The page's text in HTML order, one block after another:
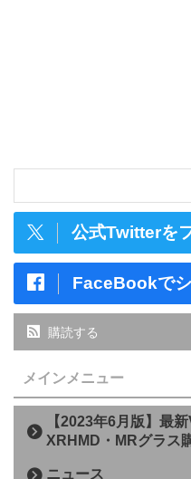
公式Twitterを
FaceBookで
購読する
メインメニュー
【2023年6月版】最
XRHMD・MRグラス
ニュース